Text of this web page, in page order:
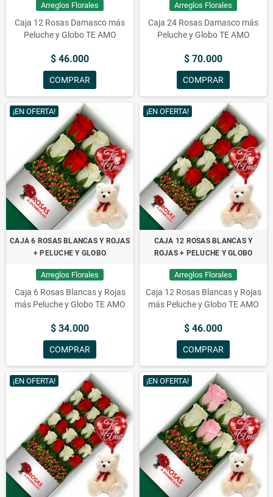
Arreglos Florales
Caja 12 Rosas Damasco más
Peluche y Globo TE AMO
$ 46.000
COMPRAR
Arreglos Florales
Caja 24 Rosas Damasco más
Peluche y Globo TE AMO
$ 70.000
COMPRAR
¡EN OFERTA!
CAJA 6 ROSAS BLANCAS Y ROJAS
+ PELUCHE Y GLOBO
Arreglos Florales
Caja 6 Rosas Blancas y Rojas
más Peluche y Globo TE AMO
$ 34.000
COMPRAR
¡EN OFERTA!
CAJA 12 ROSAS BLANCAS Y
ROJAS + PELUCHE Y GLOBO
Arreglos Florales
Caja 12 Rosas Blancas y Rojas
más Peluche y Globo TE AMO
$ 46.000
COMPRAR
¡EN OFERTA! ¡EN OFERTA!